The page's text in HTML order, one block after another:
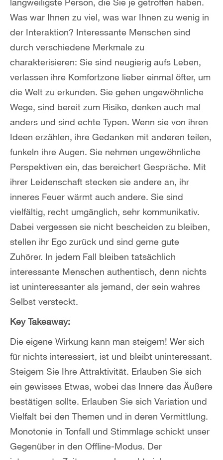
Was war Ihnen zu viel, was war Ihnen zu wenig in
der Interaktion? Interessante Menschen sind
durch verschiedene Merkmale zu
charakterisieren: Sie sind neugierig aufs Leben,
verlassen ihre Komfortzone lieber einmal öfter, um
die Welt zu erkunden. Sie gehen ungewöhnliche
Wege, sind bereit zum Risiko, denken auch mal
anders und sind echte Typen. Wenn sie von ihren
Ideen erzählen, ihre Gedanken mit anderen teilen,
funkeln ihre Augen. Sie nehmen ungewöhnliche
Perspektiven ein, das bereichert Gespräche. Mit
ihrer Leidenschaft stecken sie andere an, ihr
inneres Feuer wärmt auch andere. Sie sind
vielfältig, recht umgänglich, sehr kommunikativ.
Dabei vergessen sie nicht bescheiden zu bleiben,
stellen ihr Ego zurück und sind gerne gute
Zuhörer. In jedem Fall bleiben tatsächlich
interessante Menschen authentisch, denn nichts
ist uninteressanter als jemand, der sein wahres
Selbst versteckt.
Key Takeaway:
Die eigene Wirkung kann man steigern! Wer sich
für nichts interessiert, ist und bleibt uninteressant.
Steigern Sie Ihre Attraktivität. Erlauben Sie sich
ein gewisses Etwas, wobei das Innere das Äußere
bestätigen sollte. Erlauben Sie sich Variation und
Vielfalt bei den Themen und in deren Vermittlung.
Monotonie in Tonfall und Stimmlage schickt unser
Gegenüber in den Offline-Modus. Der